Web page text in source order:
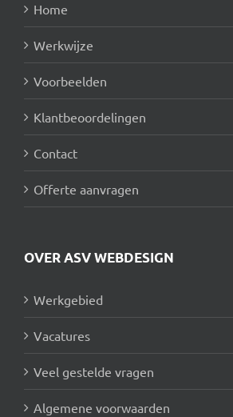
Home
Werkwijze
Voorbeelden
Klantbeoordelingen
Contact
Offerte aanvragen
OVER ASV WEBDESIGN
Werkgebied
Vacatures
Veel gestelde vragen
Algemene voorwaarden